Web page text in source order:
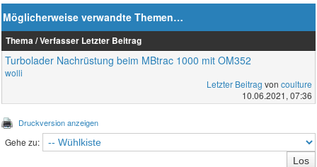
Möglicherweise verwandte Themen…
Thema / Verfasser Letzter Beitrag
Turbolader Nachrüstung beim MBtrac 1000 mit OM352
wolli
Letzter Beitrag von coulture
10.06.2021, 07:36
Druckversion anzeigen
Gehe zu: